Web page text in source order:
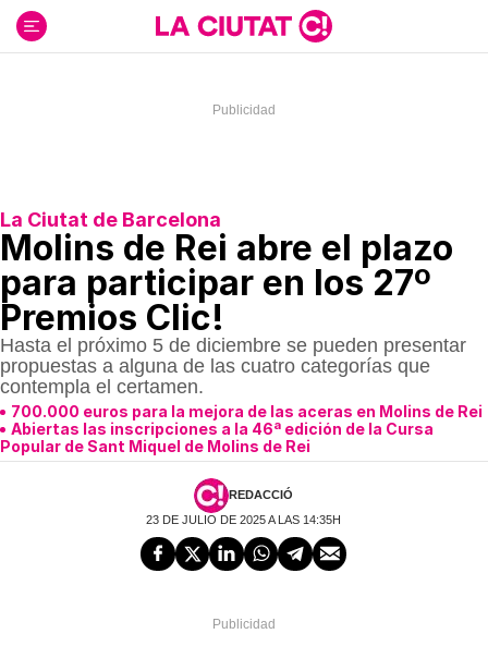
contenido
La Ciutat de Barcelona
Molins de Rei abre el plazo
para participar en los 27º
Premios Clic!
Hasta el próximo 5 de diciembre se pueden presentar
propuestas a alguna de las cuatro categorías que
contempla el certamen.
700.000 euros para la mejora de las aceras en Molins de Rei
Abiertas las inscripciones a la 46ª edición de la Cursa
Popular de Sant Miquel de Molins de Rei
REDACCIÓ
23 DE JULIO DE 2025 A LAS 14:35H